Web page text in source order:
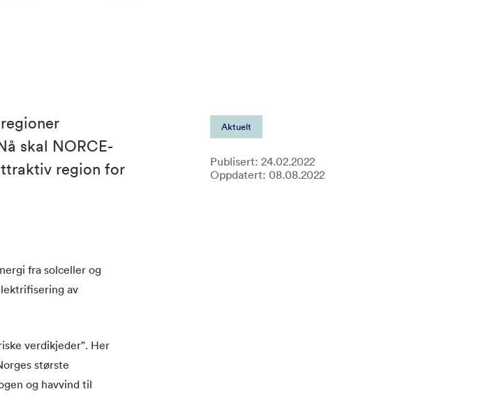
Aktuelt
Publisert: 24.02.2022
Oppdatert: 08.08.2022
skal NORCE-
region for
fra solceller og
av
verdikjeder". Her
største
og havvind til